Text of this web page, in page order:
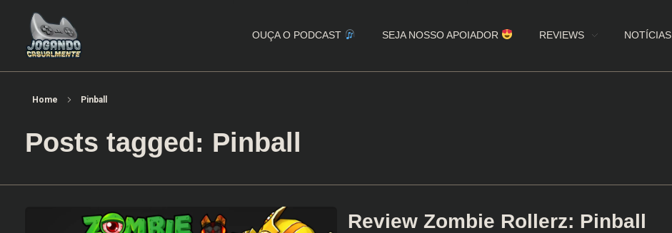
OUÇA O PODCAST SEJA NOSSO APOIADOR REVIEWS NOTÍCIAS
Home Pinball
Posts tagged: Pinball
Review Zombie Rollerz: Pinball